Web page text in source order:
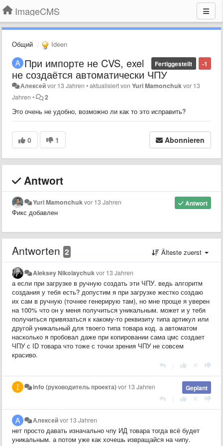
ImageCMS
Общий Ideen
-1
Fertiggestellt
При импорте не CVS, exel
не создаётся автоматически ЧПУ
Алексейvor 13 Jahren •aktualisiert vonYuri Mamonchukvor 13
Jahren • 2
Это очень не удобно, возможно ли как то это исправить?
0 1 Abonnieren
Antwort
Antwort
Yuri Mamonchukvor 13 Jahren
Фикс добавлен
Antworten 2 Älteste zuerst
Aleksey Nikolaychukvor 13 Jahren
а если при загрузке в ручную создать эти ЧПУ. ведь алгоритм
создания у тебя есть? допустим я при загрузке жестко создаю
их сам в ручную (точнее генерирую там), но мне проще я уверен
на 100% что он у меня получиться уникальным. может и у тебя
получиться привязаться к какому-то реквизиту типа артикул или
другой уникальный для твоего типа товара код. а автоматом
насколько я пробовал даже при копировании сама цмс создает
ЧПУ с ID товара что тоже с точки зрения ЧПУ не совсем
красиво.
Geplant
info (руководитель проекта)vor 13 Jahren
Алексейvor 13 Jahren
нет просто давать изначально чпу ИД товара тогда всё будет
уникальным. а потом уже как хочешь извращайся на чипу.